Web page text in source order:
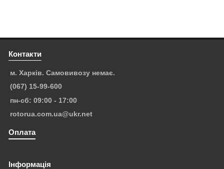
Контакти
м. Харків. Самовивозу немає.
(067) 15-99-600
пн-сб: 09:00 - 17:00
rotorua.com.ua@ukr.net
Оплата
Інформація